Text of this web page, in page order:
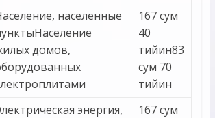
населенные
домов,
167 сум
40
тийин83
сум 70
тийин
энергия,
167 сум